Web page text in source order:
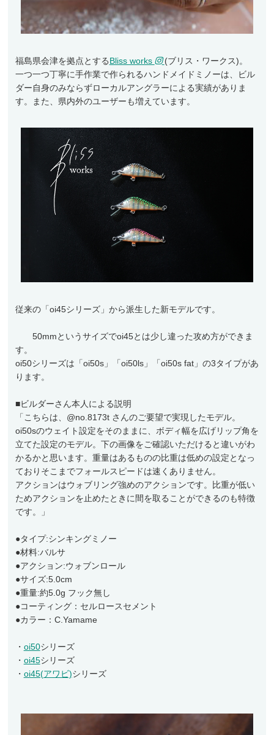
ヘッドギア
アクセサリー
フライ・ルアーケース
アウトレット
ケース
フライライン
フライマテリアル
ギア・アクセサリー
福島県会津を拠点とするBliss works
(ブリス・ワークス)。
一つ一つ丁寧に手作業で作られるハンドメイドミノーは、ビル
ダー自身のみならずローカルアングラーによる実績がありま
す。また、県内外のユーザーも増えています。
従来の「oi45シリーズ」から派生した新モデルです。
50mmというサイズでoi45とは少し違った攻め方ができま
す。
oi50シリーズは「oi50s」「oi50ls」「oi50s fat」の3タイプがあ
ります。
■ビルダーさん本人による説明
「こちらは、@no.8173t さんのご要望で実現したモデル。
oi50sのウェイト設定をそのままに、ボディ幅を広げリップ角を
立てた設定のモデル。下の画像をご確認いただけると違いがわ
かるかと思います。重量はあるものの比重は低めの設定となっ
ておりそこまでフォールスピードは速くありません。
アクションはウォブリング強めのアクションです。比重が低い
ためアクションを止めたときに間を取ることができるのも特徴
です。」
●タイプ:シンキングミノー
●材料:バルサ
●アクション:ウォブンロール
●サイズ:5.0cm
●重量:約5.0g フック無し
●コーティング：セルロースセメント
●カラー：C.Yamame
・ oi50シリーズ
・ oi45シリーズ
・ oi45(アワビ)シリーズ